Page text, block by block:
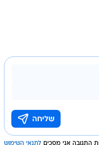
התגובה אני מסכים לתנאי השימוש